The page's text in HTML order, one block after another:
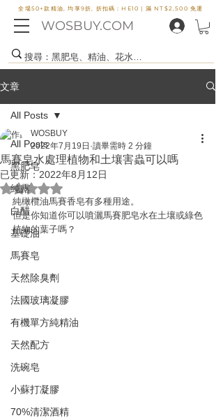
WOSBUY.COM
全場50+款精油, 均享9折, 折扣碼：HE10 | 滿 NT$2,500 免運
文章
All Posts
黑肥皂
純露
白醋
基礎油
馬賽皂
天然除臭劑
法國玻璃凝膠
有機單方純精油
天然配方
洗碗皂
小蘇打凝膠
70%清潔酒精
All Posts
馬賽皂水處理植物和土壤害蟲可以嗎
WOSBUY
2022年7月19日 讀畢需時 2 分鐘
已更新：2022年8月12日
評等為 NaN（最高為 5 顆星）。
純橄欖油馬賽香皂有多種用途。
但是你知道你可以噴灑馬賽肥皂水在土壤或綠色
植物的葉子嗎？